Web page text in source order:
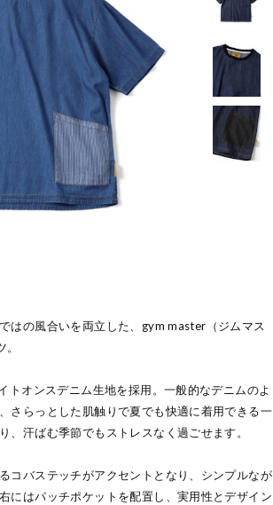
はの風合いを両立した、gym master（ジムマス
トオンスデニム生地を採用。一般的なデニムのよ
さらっとした肌触りで夏でも快適に着用できる一
、汗ばむ季節でもストレスなく過ごせます。
コバステッチがアクセントとなり、シンプルなが
にはパッチポケットを配置し、実用性とデザイン